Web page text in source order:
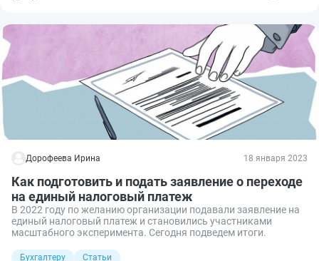
Дорофеева Ирина 18 января 2023
Как подготовить и подать заявление о переходе
на единый налоговый платеж
В 2022 году по желанию организации подавали заявление на
единый налоговый платеж и становились участниками
масштабного эксперимента. Сегодня подведем итоги.
Бухгалтеру Статьи